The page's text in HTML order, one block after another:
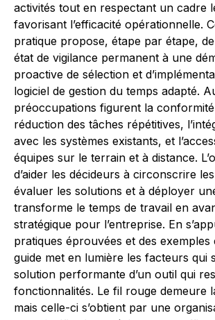
activités tout en respectant un cadre
favorisant l’efficacité opérationnelle.
pratique propose, étape par étape, de
état de vigilance permanent à une
proactive de sélection et
logiciel de gestion du temps adapté.
préoccupations figurent la
réduction des tâches répétitives,
avec les systèmes existants, et
équipes sur le terrain et à distance.
d’aider les décideurs à circonscrire
évaluer les solutions et à déployer
transforme le temps de travail en
stratégique pour l’entreprise. En
pratiques éprouvées et des
guide met en lumière les facteurs qui
solution performante d’un outil qui
fonctionnalités. Le fil rouge demeure
mais celle-ci s’obtient par une